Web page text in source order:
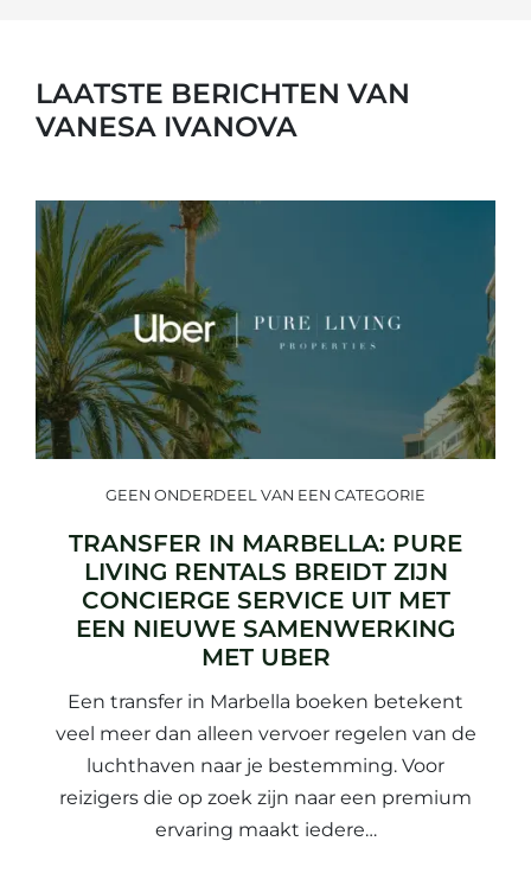
LAATSTE BERICHTEN VAN
VANESA IVANOVA
GEEN ONDERDEEL VAN EEN CATEGORIE
TRANSFER IN MARBELLA: PURE
LIVING RENTALS BREIDT ZIJN
CONCIERGE SERVICE UIT MET
EEN NIEUWE SAMENWERKING
MET UBER
Een transfer in Marbella boeken betekent
veel meer dan alleen vervoer regelen van de
luchthaven naar je bestemming. Voor
reizigers die op zoek zijn naar een premium
ervaring maakt iedere…